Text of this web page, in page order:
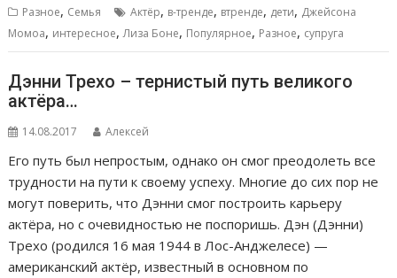
Разное, Семья Актёр, в-тренде, втренде, дети, Джейсона
Момоа, интересное, Лиза Боне, Популярное, Разное, супруга
Дэнни Трехо – тернистый путь великого
актёра…
14.08.2017 Алексей
Его путь был непростым, однако он смог преодолеть все
трудности на пути к своему успеху. Многие до сих пор не
могут поверить, что Дэнни смог построить карьеру
актёра, но с очевидностью не поспоришь. Дэн (Дэнни)
Трехо (родился 16 мая 1944 в Лос-Анджелесе) —
американский актёр, известный в основном по